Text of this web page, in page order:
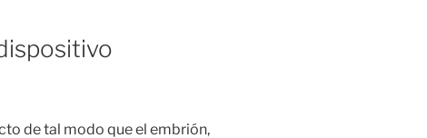
de tal modo que el embrión,